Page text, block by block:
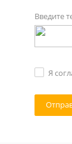
Введите
Я